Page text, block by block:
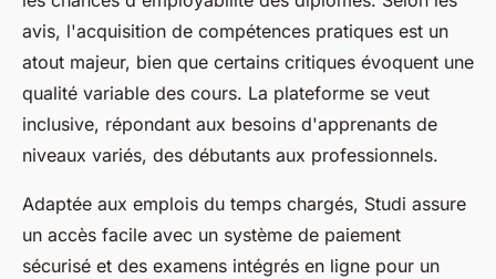
avis, l'acquisition de compétences pratiques est un
atout majeur, bien que certains critiques évoquent une
qualité variable des cours. La plateforme se veut
inclusive, répondant aux besoins d'apprenants de
niveaux variés, des débutants aux professionnels.
Adaptée aux emplois du temps chargés, Studi assure
un accès facile avec un système de paiement
sécurisé et des examens intégrés en ligne pour un